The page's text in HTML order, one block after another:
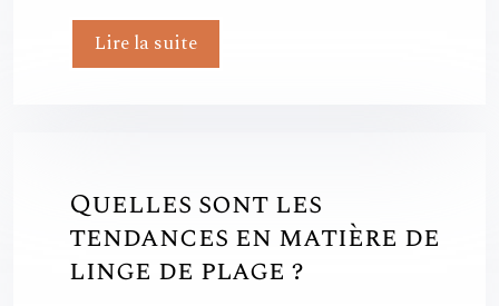
Lire la suite
Quelles sont les
tendances en matière de
linge de plage ?